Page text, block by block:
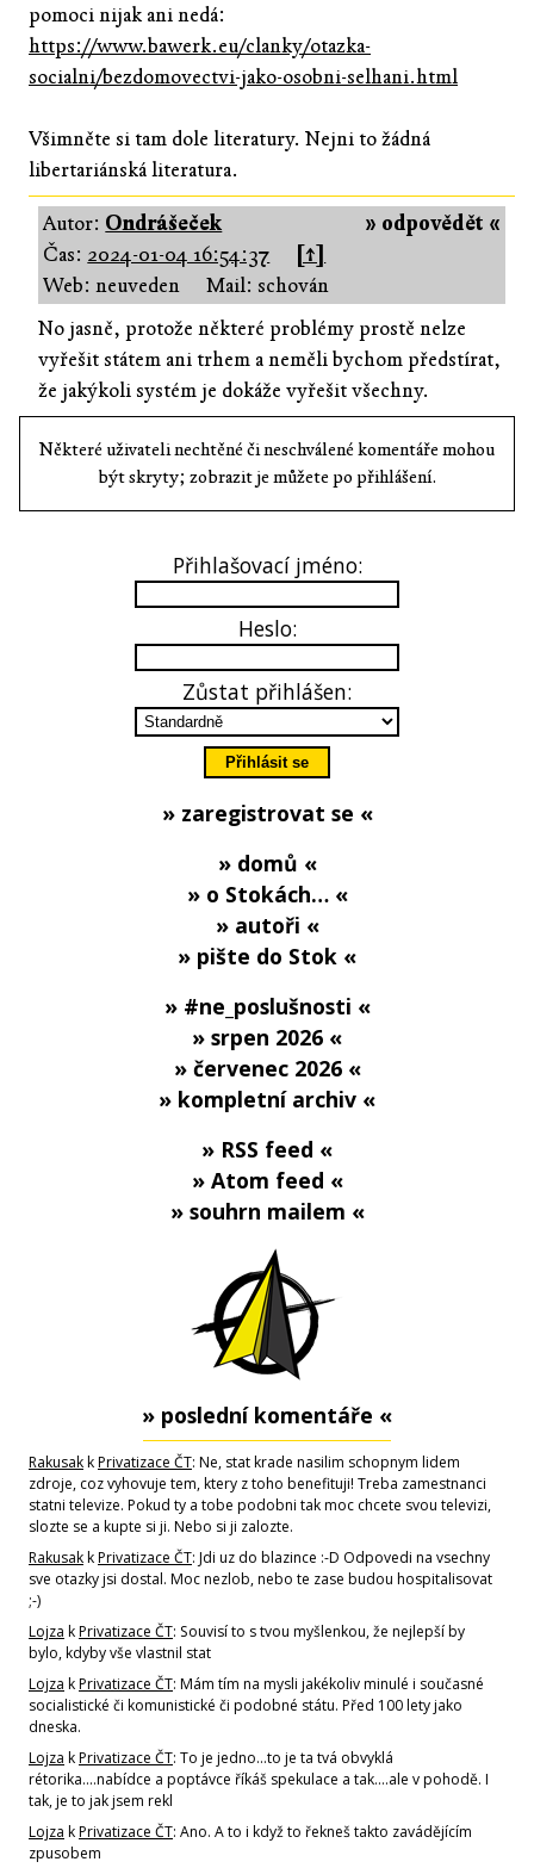
pomoci nijak ani nedá:
https://www.bawerk.eu/clanky/otazka-
socialni/bezdomovectvi-jako-osobni-selhani.html
Všimněte si tam dole literatury. Nejni to žádná
libertariánská literatura.
» odpovědět «
Autor: Ondrášeček
Čas: 2024-01-04 16:54:37
[↑]
Web: neuveden
Mail: schován
No jasně, protože některé problémy prostě nelze
vyřešit státem ani trhem a neměli bychom předstírat,
že jakýkoli systém je dokáže vyřešit všechny.
Některé uživateli nechtěné či neschválené komentáře mohou
být skryty; zobrazit je můžete po přihlášení.
Přihlašovací jméno:
Heslo:
Zůstat přihlášen:
» zaregistrovat se «
» domů «
» o Stokách… «
» autoři «
» pište do Stok «
» #ne_poslušnosti «
» srpen 2026 «
» červenec 2026 «
» kompletní archiv «
» RSS feed «
» Atom feed «
» souhrn mailem «
» poslední komentáře «
RakusakkPrivatizace ČT: Ne, stat krade nasilim schopnym lidem
zdroje, coz vyhovuje tem, ktery z toho benefituji! Treba zamestnanci
statni televize. Pokud ty a tobe podobni tak moc chcete svou televizi,
slozte se a kupte si ji. Nebo si ji zalozte.
RakusakkPrivatizace ČT: Jdi uz do blazince :-D Odpovedi na vsechny
sve otazky jsi dostal. Moc nezlob, nebo te zase budou hospitalisovat
;-)
Lojza kPrivatizace ČT: Souvisí to s tvou myšlenkou, že nejlepší by
bylo, kdyby vše vlastnil stat
Lojza kPrivatizace ČT: Mám tím na mysli jakékoliv minulé i současné
socialistické či komunistické či podobné státu. Před 100 lety jako
dneska.
Lojza kPrivatizace ČT: To je jedno...to je ta tvá obvyklá
rétorika....nabídce a poptávce říkáš spekulace a tak....ale v pohodě. I
tak, je to jak jsem rekl
Lojza kPrivatizace ČT: Ano. A to i když to řekneš takto zavádějícím
zpusobem